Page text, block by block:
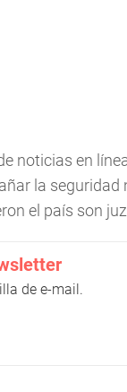
noticias en
la
el país son
de e-mail.